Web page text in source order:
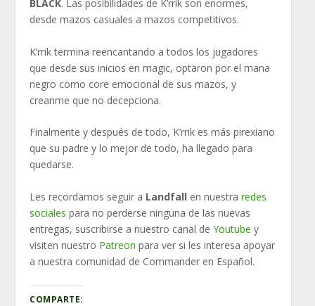
BLACK. Las posibilidades de K’rrik son enormes,
desde mazos casuales a mazos competitivos.
K’rrik termina reencantando a todos los jugadores
que desde sus inicios en magic, optaron por el mana
negro como core emocional de sus mazos, y
creanme que no decepciona.
Finalmente y después de todo, K’rrik es más pirexiano
que su padre y lo mejor de todo, ha llegado para
quedarse.
Les recordamos seguir a Landfall en nuestraredes
sociales para no perderse ninguna de las nuevas
entregas, suscribirse a nuestro canal deYoutube y
visiten nuestro Patreon para ver si les interesa apoyar
a nuestra comunidad de Commander en Español.
COMPARTE: